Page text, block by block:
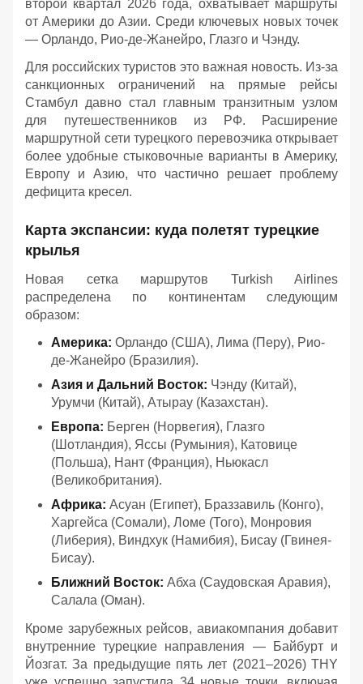
второй квартал 2026 года, охватывает маршруты
от Америки до Азии. Среди ключевых новых точек
— Орландо, Рио-де-Жанейро, Глазго и Чэнду.
Для российских туристов это важная новость. Из-за
санкционных ограничений на прямые рейсы
Стамбул давно стал главным транзитным узлом
для путешественников из РФ. Расширение
маршрутной сети турецкого перевозчика открывает
более удобные стыковочные варианты в Америку,
Европу и Азию, что частично решает проблему
дефицита кресел.
Карта экспансии: куда полетят турецкие
крылья
Новая сетка маршрутов Turkish Airlines
распределена по континентам следующим
образом:
Америка: Орландо (США), Лима (Перу), Рио-
де-Жанейро (Бразилия).
Азия и Дальний Восток: Чэнду (Китай),
Урумчи (Китай), Атырау (Казахстан).
Европа: Берген (Норвегия), Глазго
(Шотландия), Яссы (Румыния), Катовице
(Польша), Нант (Франция), Ньюкасл
(Великобритания).
Африка: Асуан (Египет), Браззавиль (Конго),
Харгейса (Сомали), Ломе (Того), Монровия
(Либерия), Виндхук (Намибия), Бисау (Гвинея-
Бисау).
Ближний Восток: Абха (Саудовская Аравия),
Салала (Оман).
Кроме зарубежных рейсов, авиакомпания добавит
внутренние турецкие направления — Байбурт и
Йозгат. За предыдущие пять лет (2021–2026) THY